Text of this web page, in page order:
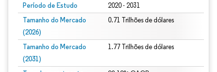
Período de Estudo 2020 - 2031
Tamanho do Mercado
(2026)
0.71 Trilhões de dólares
Tamanho do Mercado
(2031)
1.77 Trilhões de dólares